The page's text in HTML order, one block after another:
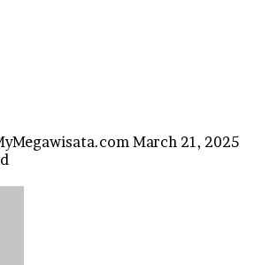
March 21, 2025